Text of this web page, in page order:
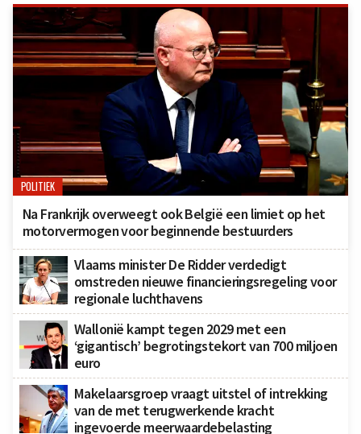
POLITIEK
Na Frankrijk overweegt ook België een limiet op het
motorvermogen voor beginnende bestuurders
Vlaams minister De Ridder verdedigt
omstreden nieuwe financieringsregeling voor
regionale luchthavens
Wallonië kampt tegen 2029 met een
‘gigantisch’ begrotingstekort van 700 miljoen
euro
Makelaarsgroep vraagt uitstel of intrekking
van de met terugwerkende kracht
ingevoerde meerwaardebelasting